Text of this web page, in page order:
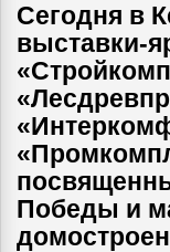
Сегодня в
выставки-
Победы и